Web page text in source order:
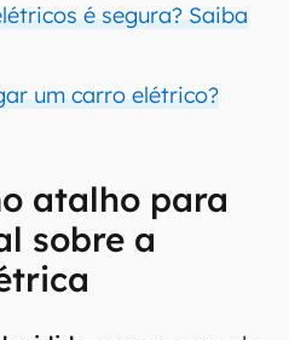
é segura? Saiba
um carro elétrico?
atalho para
sobre a